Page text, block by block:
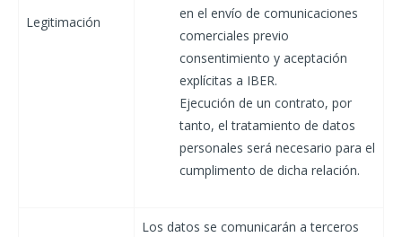
Legitimación
en el envío de comunicaciones
comerciales previo
consentimiento y aceptación
explícitas a IBER.
Ejecución de un contrato, por
tanto, el tratamiento de datos
personales será necesario para el
cumplimento de dicha relación.
Los datos se comunicarán a terceros